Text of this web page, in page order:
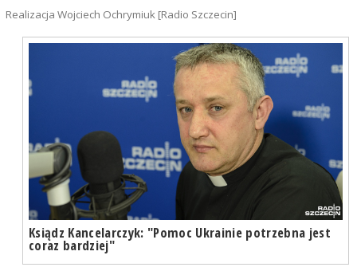
Realizacja Wojciech Ochrymiuk [Radio Szczecin]
Ksiądz Kancelarczyk: "Pomoc Ukrainie potrzebna jest
coraz bardziej"